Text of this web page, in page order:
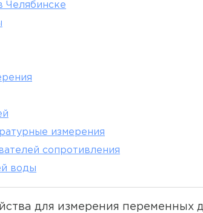
Челябинске
измерения
сопротивления
воды
для измерения